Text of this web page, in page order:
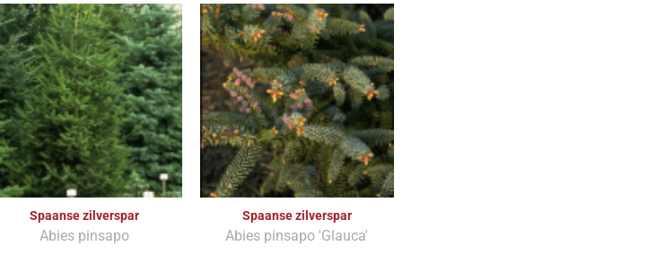
Spaanse zilverspar
Abies pinsapo
Spaanse zilverspar
Abies pinsapo 'Glauca'